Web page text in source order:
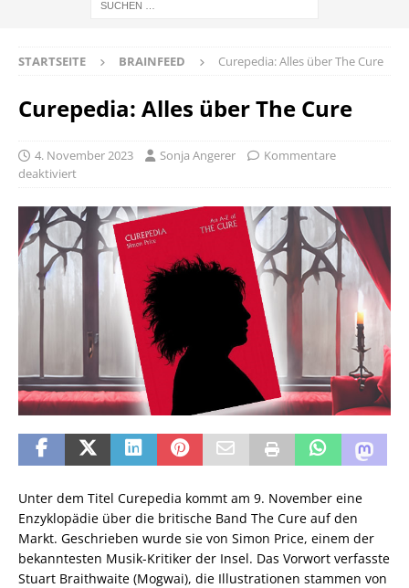
STARTSEITE BRAINFEED Curepedia: Alles über The Cure
Curepedia: Alles über The Cure
4. November 2023 Sonja Angerer
Kommentare
deaktiviert
Unter dem Titel Curepedia kommt am 9. November eine
Enzyklopädie über die britische Band The Cure auf den
Markt. Geschrieben wurde sie von Simon Price, einem der
bekanntesten Musik-Kritiker der Insel. Das Vorwort verfasste
Stuart Braithwaite (Mogwai), die Illustrationen stammen von